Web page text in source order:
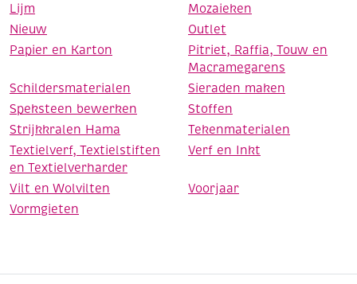
Lijm
Mozaieken
Nieuw
Outlet
Papier en Karton
Pitriet, Raffia, Touw en
Macramegarens
Schildersmaterialen
Sieraden maken
Speksteen bewerken
Stoffen
Strijkkralen Hama
Tekenmaterialen
Textielverf, Textielstiften
en Textielverharder
Verf en Inkt
Vilt en Wolvilten
Voorjaar
Vormgieten